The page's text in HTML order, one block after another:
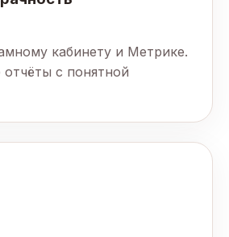
кабинету и Метрике.
с понятной